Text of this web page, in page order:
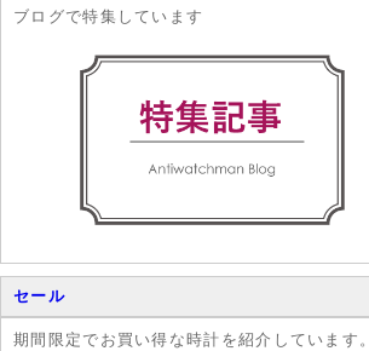
ブログで特集しています
セール
期間限定でお買い得な時計を紹介しています。